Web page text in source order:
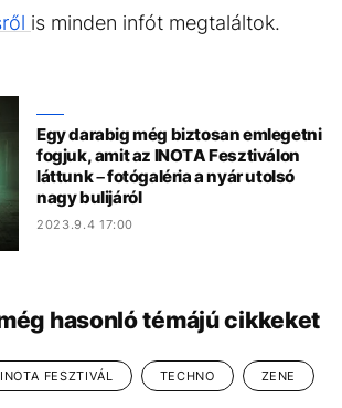
is minden infót megtaláltok.
Egy darabig még biztosan emlegetni
fogjuk, amit az INOTA Fesztiválon
láttunk – fotógaléria a nyár utolsó
nagy bulijáról
2023.9.4 17:00
hasonló témájú cikkeket
INOTA FESZTIVÁL TECHNO ZENE